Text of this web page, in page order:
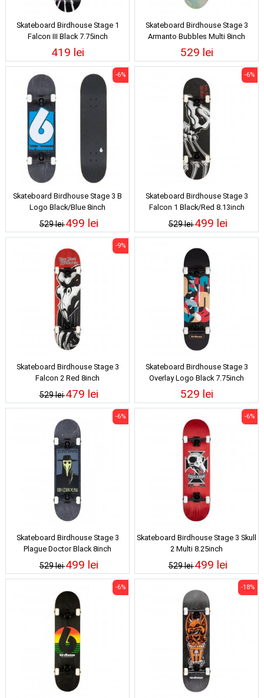
Skateboard Birdhouse Stage 1
Falcon III Black 7.75inch
419 lei
Skateboard Birdhouse Stage 3
Armanto Bubbles Multi 8inch
529 lei
Skateboard Birdhouse Stage 3 B
Logo Black/Blue 8inch
529 lei
-6%
499 lei
Skateboard Birdhouse Stage 3
Falcon 1 Black/Red 8.13inch
529 lei
-6%
499 lei
Skateboard Birdhouse Stage 3
Falcon 2 Red 8inch
529 lei
-9%
479 lei
Skateboard Birdhouse Stage 3
Overlay Logo Black 7.75inch
529 lei
Skateboard Birdhouse Stage 3
Plague Doctor Black 8inch
529 lei
-6%
499 lei
Skateboard Birdhouse Stage 3 Skull
2 Multi 8.25inch
529 lei
-6%
499 lei
-6% -18%